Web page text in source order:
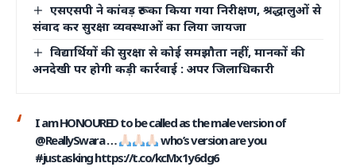
एसएसपी ने कांवड़ रूट का किया गया निरीक्षण, श्रद्धालुओं से
संवाद कर सुरक्षा व्यवस्थाओं का लिया जायजा
विद्यार्थियों की सुरक्षा से कोई समझौता नहीं, मानकों की
अनदेखी पर होगी कड़ी कार्रवाई : अपर जिलाधिकारी
I am HONOURED to be called as the male version of
@ReallySwara…
who’s version are you
#justaskinghttps://t.co/kcMx1y6dg6